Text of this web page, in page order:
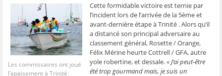
Les commissaires ont joué
l’apaisement à Trinité.
Cette formidable victoire est ternie par
l’incident lors de l’arrivée de la 5ème et
avant-dernière étape à Trinité . Alors qu’il
a distancé son principal adversaire au
classement général, Rosette / Orange,
Félix Mérine heurte Cottrell / GFA, autre
yole robertine, et dessale.« J’ai peut-être
été trop gourmand mais, je suis un